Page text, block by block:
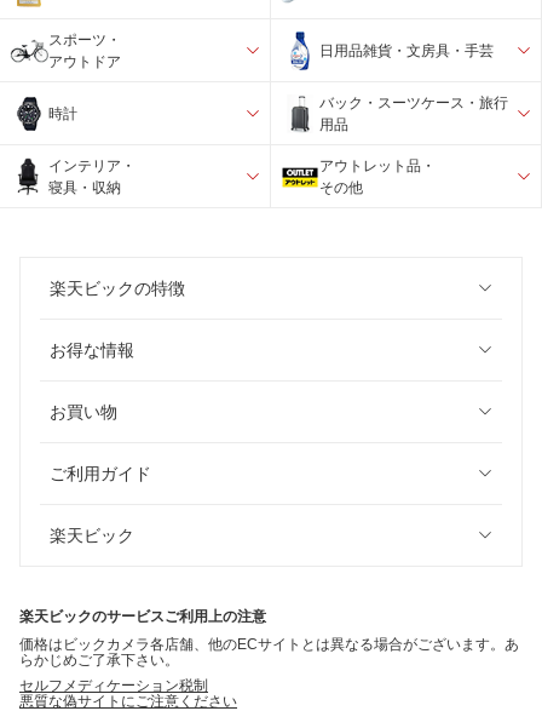
スポーツ・
アウトドア
日用品雑貨・文房具・手芸
時計
バック・スーツケース・旅行
用品
インテリア・
寝具・収納
アウトレット品・
その他
楽天ビックの特徴
お得な情報
お買い物
ご利用ガイド
楽天ビック
楽天ビックのサービスご利用上の注意
価格はビックカメラ各店舗、他のECサイトとは異なる場合がございます。あ
らかじめご了承下さい。
セルフメディケーション税制
悪質な偽サイトにご注意ください